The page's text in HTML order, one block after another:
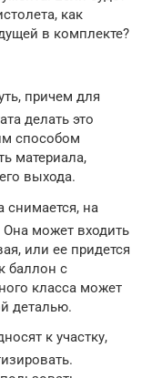
как
в комплекте?
причем для
делать это
способом
материала,
выхода.
на
Она может входить
или ее придется
баллон с
класса может
деталью.
к участку,